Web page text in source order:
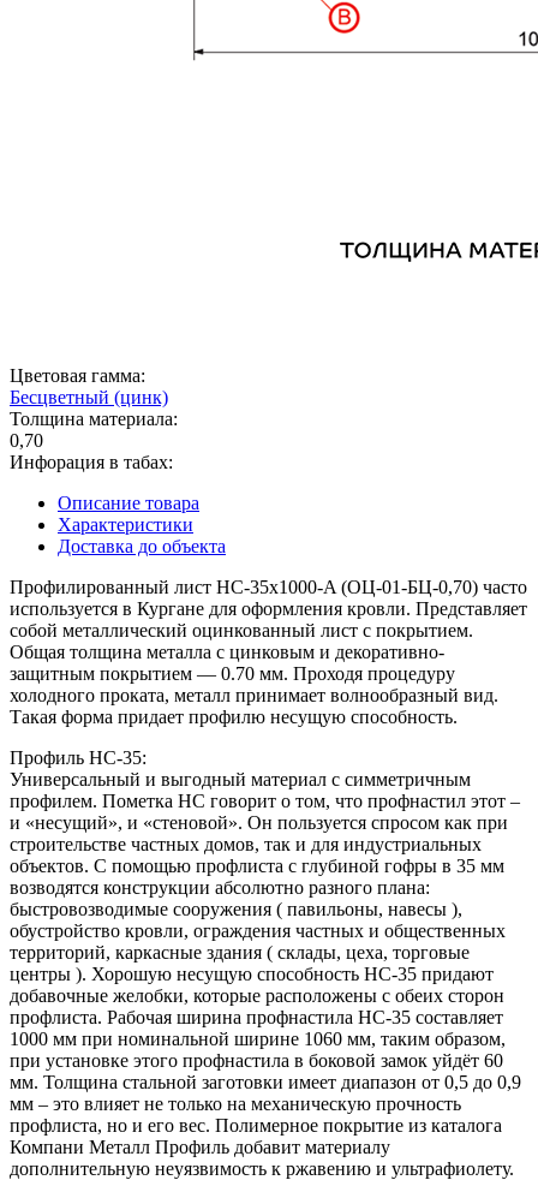
Цветовая гамма:
Бесцветный (цинк)
Толщина материала:
0,70
Инфорация в табах:
Описание товара
Характеристики
Доставка до объекта
Профилированный лист НС-35x1000-A (ОЦ-01-БЦ-0,70) часто
используется в Кургане для оформления кровли. Представляет
собой металлический оцинкованный лист с покрытием.
Общая толщина металла с цинковым и декоративно-
защитным покрытием — 0.70 мм. Проходя процедуру
холодного проката, металл принимает волнообразный вид.
Такая форма придает профилю несущую способность.
Профиль НС-35:
Универсальный и выгодный материал с симметричным
профилем. Пометка НС говорит о том, что профнастил этот –
и «несущий», и «стеновой». Он пользуется спросом как при
строительстве частных домов, так и для индустриальных
объектов. С помощью профлиста с глубиной гофры в 35 мм
возводятся конструкции абсолютно разного плана:
быстровозводимые сооружения ( павильоны, навесы ),
обустройство кровли, ограждения частных и общественных
территорий, каркасные здания ( склады, цеха, торговые
центры ). Хорошую несущую способность НС-35 придают
добавочные желобки, которые расположены с обеих сторон
профлиста. Рабочая ширина профнастила НС-35 составляет
1000 мм при номинальной ширине 1060 мм, таким образом,
при установке этого профнастила в боковой замок уйдёт 60
мм. Толщина стальной заготовки имеет диапазон от 0,5 до 0,9
мм – это влияет не только на механическую прочность
профлиста, но и его вес. Полимерное покрытие из каталога
Компани Металл Профиль добавит материалу
дополнительную неуязвимость к ржавению и ультрафиолету.